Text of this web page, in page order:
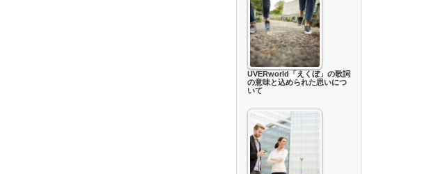
UVERworld「えくぼ」の歌詞
の意味と込められた思いにつ
いて